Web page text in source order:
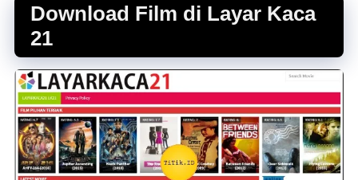
Download Film di Layar Kaca
21